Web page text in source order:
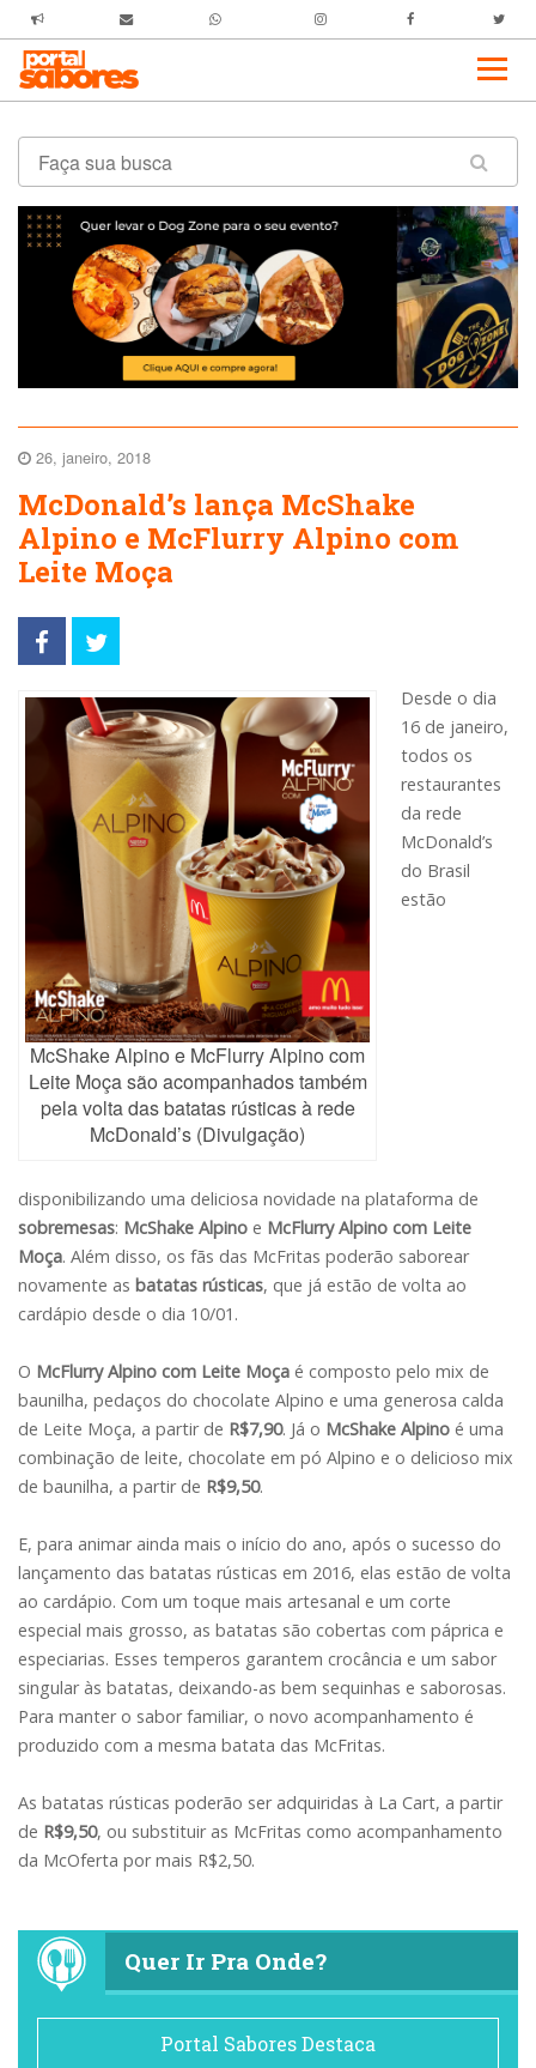
26, janeiro, 2018
McDonald’s lança McShake
Alpino e McFlurry Alpino com
Leite Moça
McShake Alpino e McFlurry Alpino com
Leite Moça são acompanhados também
pela volta das batatas rústicas à rede
McDonald’s (Divulgação)
Desde o dia
16 de janeiro,
todos os
restaurantes
da rede
McDonald’s
do Brasil
estão
disponibilizando uma deliciosa novidade na plataforma de
sobremesas: McShake Alpino e McFlurry Alpino com Leite
Moça. Além disso, os fãs das McFritas poderão saborear
novamente as batatas rústicas, que já estão de volta ao
cardápio desde o dia 10/01.
O McFlurry Alpino com Leite Moça é composto pelo mix de
baunilha, pedaços do chocolate Alpino e uma generosa calda
de Leite Moça, a partir de R$7,90. Já o McShake Alpino é uma
combinação de leite, chocolate em pó Alpino e o delicioso mix
de baunilha, a partir de R$9,50.
E, para animar ainda mais o início do ano, após o sucesso do
lançamento das batatas rústicas em 2016, elas estão de volta
ao cardápio. Com um toque mais artesanal e um corte
especial mais grosso, as batatas são cobertas com páprica e
especiarias. Esses temperos garantem crocância e um sabor
singular às batatas, deixando-as bem sequinhas e saborosas.
Para manter o sabor familiar, o novo acompanhamento é
produzido com a mesma batata das McFritas.
As batatas rústicas poderão ser adquiridas à La Cart, a partir
de R$9,50, ou substituir as McFritas como acompanhamento
da McOferta por mais R$2,50.
Quer Ir Pra Onde?
Portal Sabores Destaca